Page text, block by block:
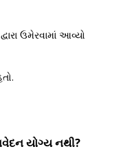
ઉમેરવામાં આવ્યો
યોગ્ય નથી?